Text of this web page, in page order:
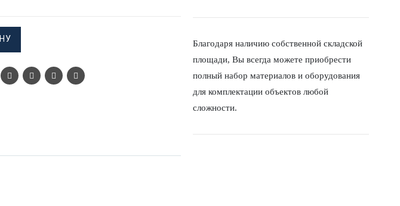
Благодаря наличию собственной складской
площади, Вы всегда можете приобрести
полный набор материалов и оборудования
для комплектации объектов любой
сложности.